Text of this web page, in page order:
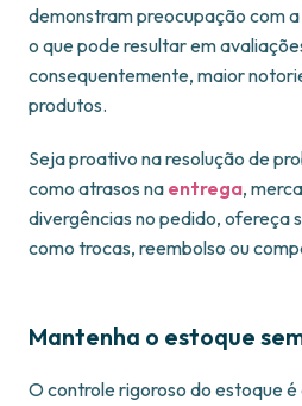
demonstram preocupação com
o que pode resultar em
consequentemente, maior
produtos.
Seja proativo na resolução de
como atrasos na entrega,
divergências no pedido, ofereça
como trocas, reembolso ou
Mantenha o estoque
O controle rigoroso do estoque